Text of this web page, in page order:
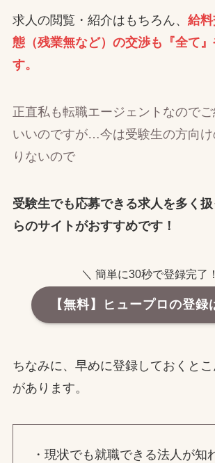
求人の閲覧・紹介はもちろん、 給
態（残業無など）の交渉も『全て
す。
正直私も転職エージェントなので
いいのですが…今は受験生の方向け
りないので
受験生でも応募できる求人を多く
らのサイトがおすすめです！
＼ 簡単に30秒で登録完了
【無料】ヒュープロの登録
ちなみに、早めに登録しておくと
があります。
・現状でも就職できる法人が知